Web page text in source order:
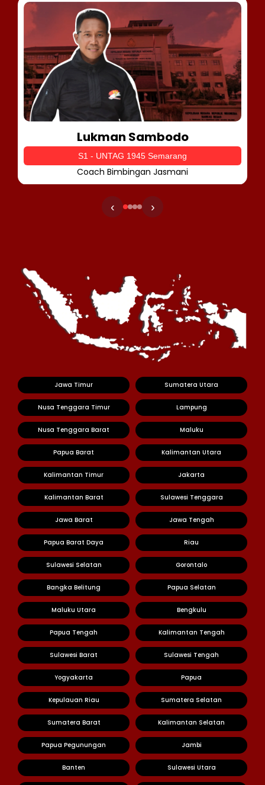
Lukman Sambodo
S1 - UNTAG 1945 Semarang
Coach Bimbingan Jasmani
‹ ›
Jawa Timur Sumatera Utara
Nusa Tenggara Timur Lampung
Nusa Tenggara Barat Maluku
Papua Barat Kalimantan Utara
Kalimantan Timur Jakarta
Kalimantan Barat Sulawesi Tenggara
Jawa Barat Jawa Tengah
Papua Barat Daya Riau
Sulawesi Selatan Gorontalo
Bangka Belitung Papua Selatan
Maluku Utara Bengkulu
Papua Tengah Kalimantan Tengah
Sulawesi Barat Sulawesi Tengah
Yogyakarta Papua
Kepulauan Riau Sumatera Selatan
Sumatera Barat Kalimantan Selatan
Papua Pegunungan Jambi
Banten Sulawesi Utara